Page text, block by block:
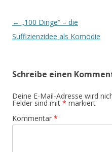
Beitrags-
Navigation
← „100 Dinge“ – die
Suffizienzidee als Komödie
Schreibe einen
Deine E-Mail-Adresse wird
Felder sind mit * markiert
Kommentar *